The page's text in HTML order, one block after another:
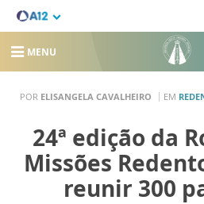
MENU
POR ELISANGELA CAVALHEIRO EM
24ª edição da
Missões
reunir 300